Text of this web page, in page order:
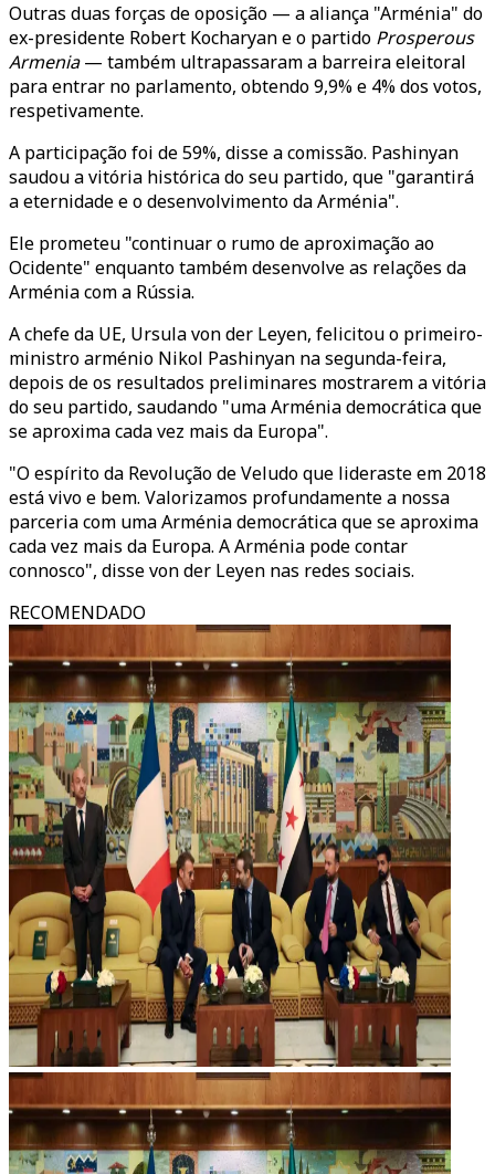
Outras duas forças de oposição — a aliança "Arménia" do
ex-presidente Robert Kocharyan e o partido Prosperous
Armenia— também ultrapassaram a barreira eleitoral
para entrar no parlamento, obtendo 9,9% e 4% dos votos,
respetivamente.
A participação foi de 59%, disse a comissão. Pashinyan
saudou a vitória histórica do seu partido, que "garantirá
a eternidade e o desenvolvimento da Arménia".
Ele prometeu "continuar o rumo de aproximação ao
Ocidente" enquanto também desenvolve as relações da
Arménia com a Rússia.
A chefe da UE, Ursula von der Leyen, felicitou o primeiro-
ministro arménio Nikol Pashinyan na segunda-feira,
depois de os resultados preliminares mostrarem a vitória
do seu partido, saudando "uma Arménia democrática que
se aproxima cada vez mais da Europa".
"O espírito da Revolução de Veludo que lideraste em 2018
está vivo e bem. Valorizamos profundamente a nossa
parceria com uma Arménia democrática que se aproxima
cada vez mais da Europa. A Arménia pode contar
connosco", disse von der Leyen nas redes sociais.
RECOMENDADO